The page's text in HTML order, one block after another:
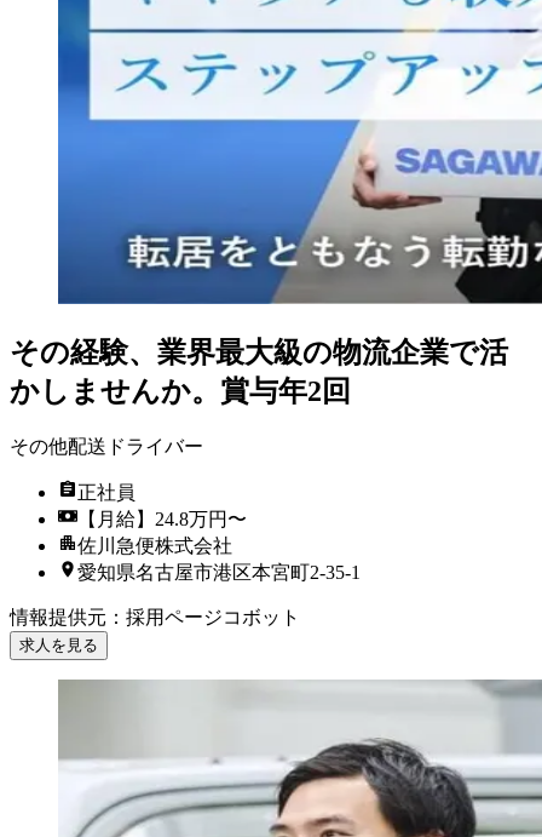
その経験、業界最大級の物流企業で活
かしませんか。賞与年2回
その他配送ドライバー
正社員
【月給】24.8万円〜
佐川急便株式会社
愛知県名古屋市港区本宮町2-35-1
情報提供元 ： 採用ページコボット
求人を見る